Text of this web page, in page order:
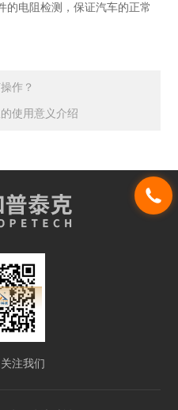
的电阻检测，保证汽车的正常
作？
使用意义介绍
注我们